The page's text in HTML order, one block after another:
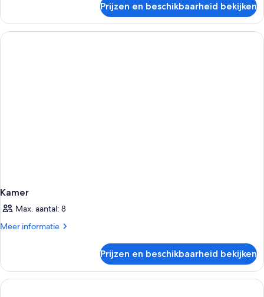
Prijzen en beschikbaarheid bekijken
Kamer
Max. aantal: 8
Meer informatie
Meer
Prijzen en beschikbaarheid bekijken